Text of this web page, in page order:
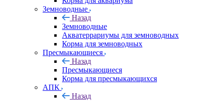
Земноводные
Назад
Земноводные
Акватеррариумы для земноводных
Корма для земноводных
Пресмыкающиеся
Назад
Пресмыкающиеся
Корма для пресмыкающихся
АПК
Назад